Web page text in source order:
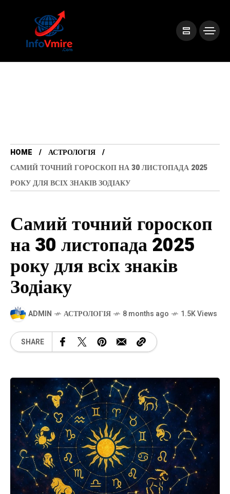
HOME
АСТРОЛОГІЯ
САМИЙ ТОЧНИЙ ГОРОСКОП НА 30 ЛИСТОПАДА 2025
РОКУ ДЛЯ ВСІХ ЗНАКІВ ЗОДІАКУ
Самий точний гороскоп
на 30 листопада 2025
року для всіх знаків
Зодіаку
ADMIN АСТРОЛОГІЯ 8 months ago 1.5K Views
SHARE